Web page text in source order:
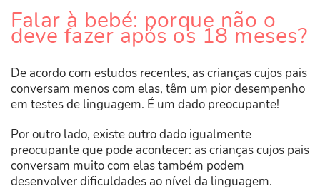
Falar à bebé: porque não o
deve fazer após os 18 meses?
De acordo com estudos recentes, as crianças cujos pais
conversam menos com elas, têm um pior desempenho
em testes de linguagem. É um dado preocupante!
Por outro lado, existe outro dado igualmente
preocupante que pode acontecer: as crianças cujos pais
conversam muito com elas também podem
desenvolver dificuldades ao nível da linguagem.